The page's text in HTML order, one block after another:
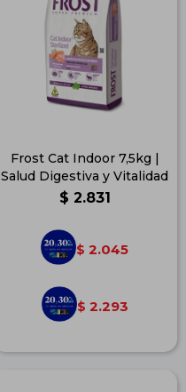
Frost Cat Indoor 7,5kg |
Salud Digestiva y Vitalidad
$ 2.831
$ 2.045
$ 2.293